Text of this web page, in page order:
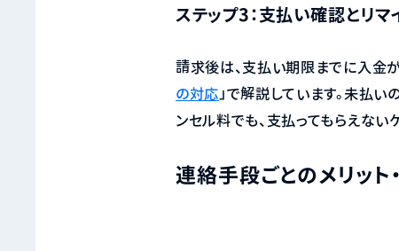
ステップ3：支払い確認とリマ
請求後は、支払い期限までに入金
の対応 」で解説しています。未払
ンセル料でも、支払ってもらえない
連絡手段ごとのメリット